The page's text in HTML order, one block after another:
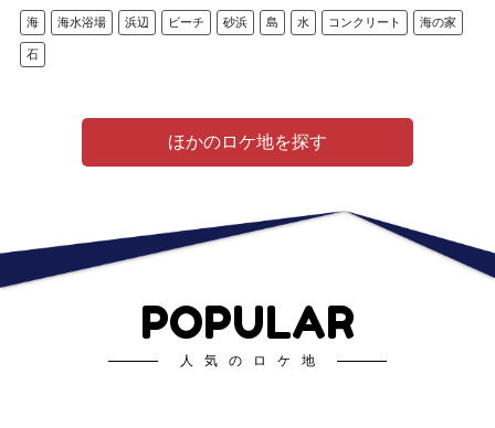
海 海水浴場 浜辺 ビーチ 砂浜 島 水 コンクリート 海の家
石
ほかのロケ地を探す
POPULAR
人気のロケ地